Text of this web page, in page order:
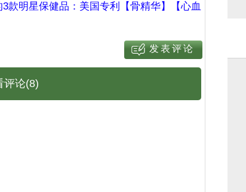
款明星保健品：美国专利【骨精华】【心血
评论(8)